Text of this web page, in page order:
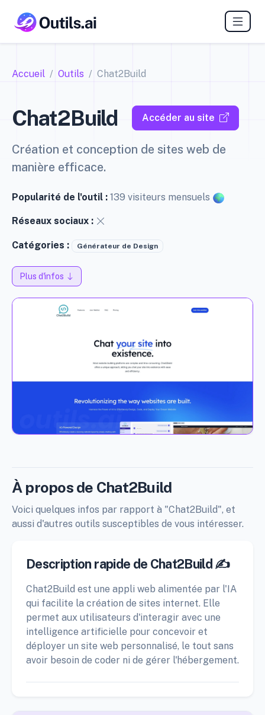
Accueil Outils Chat2Build
Chat2Build Accéder au site
Création et conception de sites web de
manière efficace.
Popularité de l'outil : 139 visiteurs mensuels
Réseaux sociaux :
Catégories : Générateur de Design
Plus d'infos
À propos de Chat2Build
Voici quelques infos par rapport à "Chat2Build", et
aussi d'autres outils susceptibles de vous intéresser.
Description rapide de Chat2Build ✍️
Chat2Build est une appli web alimentée par l'IA
qui facilite la création de sites internet. Elle
permet aux utilisateurs d'interagir avec une
intelligence artificielle pour concevoir et
déployer un site web personnalisé, le tout sans
avoir besoin de coder ni de gérer l'hébergement.